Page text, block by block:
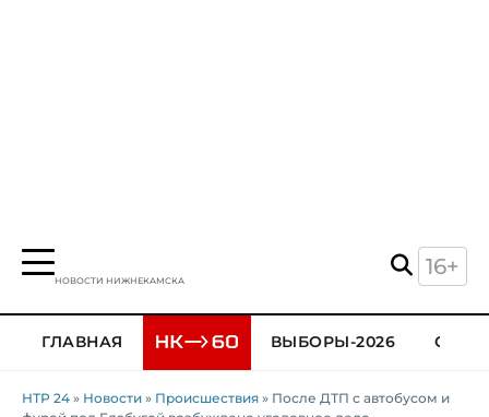
НОВОСТИ НИЖНЕКАМСКА
16+
ГЛАВНАЯ ВЫБОРЫ-2026
НТР 24 » Новости » Происшествия » После ДТП с автобусом и